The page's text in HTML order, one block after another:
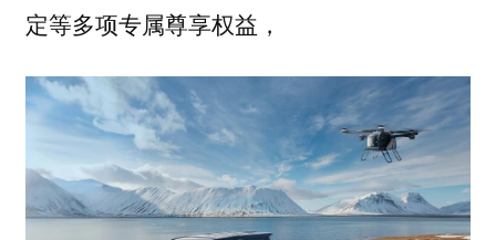
定等多项专属尊享权益，